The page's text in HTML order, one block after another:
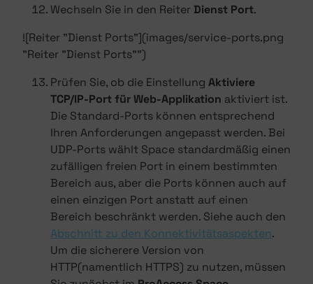
Wechseln Sie in den Reiter Dienst Port.
![Reiter "Dienst Ports"](images/service-ports.png
"Reiter "Dienst Ports"")
Prüfen Sie, ob die Einstellung Aktiviere
TCP/IP-Port für Web-Applikation aktiviert ist.
Die Standard-Ports können entsprechend
Ihren Anforderungen angepasst werden. Bei
UDP-Ports wählt Space standardmäßig einen
zufälligen freien Port in einem bestimmten
Bereich aus, aber die Ports können auch auf
einen einzigen Port anstatt auf einen
Bereich beschränkt werden. Siehe auch den
Abschnitt zu den Konnektivitätsaspekten.
Um die sicherere Version von
HTTP(namentlich HTTPS) zu nutzen, müssen